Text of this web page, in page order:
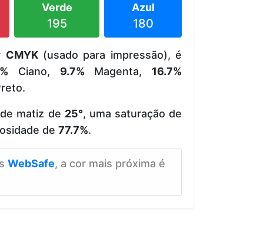
Verde
195
Azul
180
CMYK(usado para impressão), é
Ciano, 9.7% Magenta, 16.7%
matiz de 25°, uma saturação de
de 77.7%.
WebSafe, a cor mais próxima é